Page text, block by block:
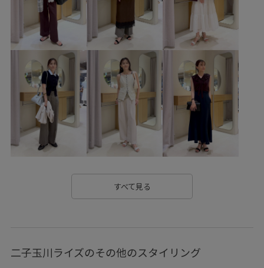
blouse_pickup BVX44070_BVX36070 LightAiry
outer_pickup Tシャツ UVケア VIS_2026SS_POLO2
VIS_26SS vis_26ssbag VIS_ceremony_2026
vis_gramicci24ss vis_gw0426 vis_okazakisae_may
vis_pickuptops vis_prince24ss vis_STAYC240502
VIS_TIMESALE Wbag_pickup WEB限定
Web限定カラー お手入れしやすい きちんと感
こなれ感
さらっとした肌触り さらりとした さりげないアクセント
エコバッグ オフィス オフィスカジュアル
すべて見る
二子玉川ライズのその他のスタイリング